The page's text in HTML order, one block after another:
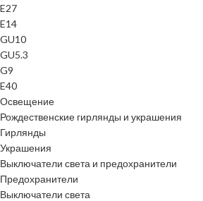
E27
E14
GU10
GU5.3
G9
E40
Освещение
Рождественские гирлянды и украшения
Гирлянды
Украшения
Выключатели света и предохранители
Предохранители
Выключатели света